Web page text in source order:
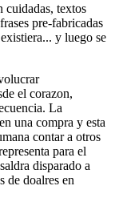
cuidadas, textos
pre-fabricadas
y luego se
el corazon,
La
una compra y esta
contar a otros
para el
disparado a
de doalres en